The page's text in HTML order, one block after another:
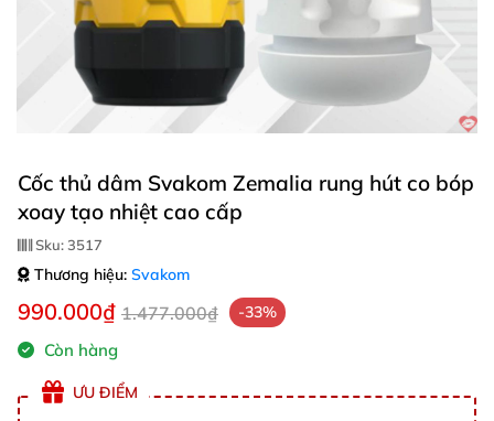
Cốc thủ dâm Svakom Zemalia rung hút co bóp
xoay tạo nhiệt cao cấp
Sku:3517
Thương hiệu: Svakom
990.000₫ 1.477.000₫ -33%
Còn hàng
ƯU ĐIỂM